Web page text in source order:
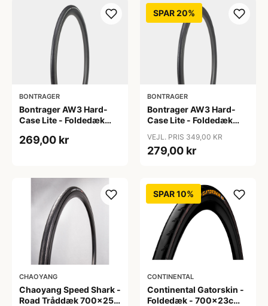
BONTRAGER
Bontrager AW3 Hard-
Case Lite - Foldedæk
med refleks
269,00 kr
SPAR 20%
BONTRAGER
Bontrager AW3 Hard-
Case Lite - Foldedæk
VEJL. PRIS 349,00 KR
279,00 kr
CHAOYANG
Chaoyang Speed Shark -
Road Tråddæk 700x25c
SPAR 10%
CONTINENTAL
Continental Gatorskin -
Foldedæk - 700x23c